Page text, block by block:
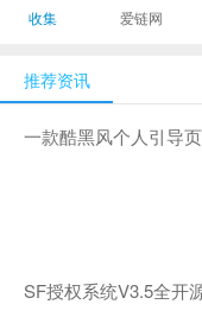
新闻并提供奢侈品
收集
爱链网
推荐资讯
一款酷黑风个人引导页
SF授权系统V3.5全开